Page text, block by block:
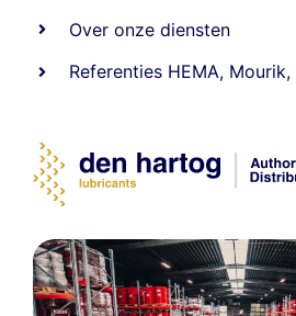
Over onze diensten
Referenties HEMA, Mourik,